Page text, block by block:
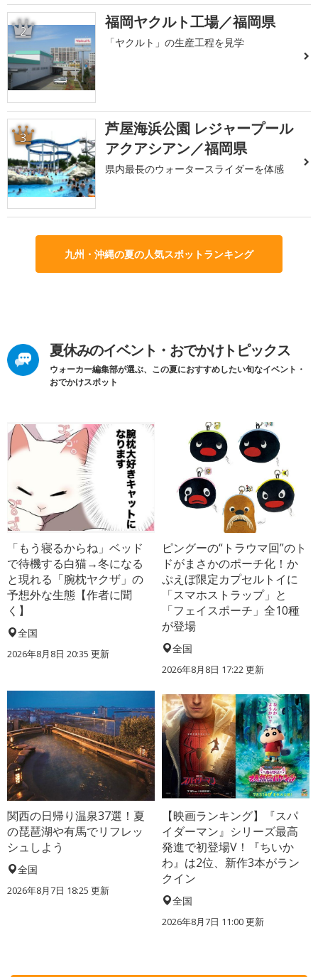
2 福岡ヤクルト工場／福岡県
「ヤクルト」の生産工程を見学
3
芦屋海浜公園 レジャープール
アクアシアン／福岡県
県内最長のウォータースライダーを体感
九州・沖縄の夏の人気スポットランキング
夏休みのイベント・おでかけトピックス
ウォーカー編集部が選ぶ、この夏におすすめしたい旬なイベント・
おでかけスポット
「もう寝るからね」ベッド
で待機する白猫→冬になる
と現れる「腕枕ヤクザ」の
予想外な生態【作者に聞
く】
全国
2026年8月8日 20:35 更新
ピングーの“トラウマ回”のト
ドがまさかのポーチ化！か
ぷえぼ限定カプセルトイに
「スマホストラップ」と
「フェイスポーチ」全10種
が登場
全国
2026年8月8日 17:22更新
関西の日帰り温泉37選！夏
の琵琶湖や有馬でリフレッ
シュしよう
全国
2026年8月7日 18:25 更新
【映画ランキング】『スパ
イダーマン』シリーズ最高
発進で初登場V！『ちいか
わ』は2位、新作3本がラン
クイン
全国
2026年8月7日 11:00更新